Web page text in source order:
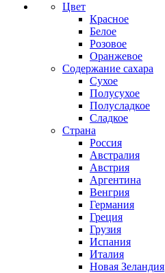
Цвет
Красное
Белое
Розовое
Оранжевое
Содержание сахара
Сухое
Полусухое
Полусладкое
Сладкое
Страна
Россия
Австралия
Австрия
Аргентина
Венгрия
Германия
Греция
Грузия
Испания
Италия
Новая Зеландия